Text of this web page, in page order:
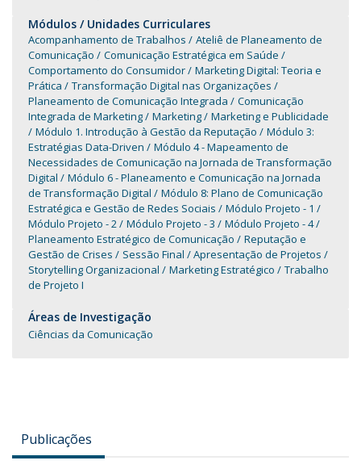
Módulos / Unidades Curriculares
Acompanhamento de Trabalhos
Ateliê de Planeamento de
Comunicação
Comunicação Estratégica em Saúde
Comportamento do Consumidor
Marketing Digital: Teoria e
Prática
Transformação Digital nas Organizações
Planeamento de Comunicação Integrada
Comunicação
Integrada de Marketing
Marketing
Marketing e Publicidade
Módulo 1. Introdução à Gestão da Reputação
Módulo 3:
Estratégias Data-Driven
Módulo 4 - Mapeamento de
Necessidades de Comunicação na Jornada de Transformação
Digital
Módulo 6 - Planeamento e Comunicação na Jornada
de Transformação Digital
Módulo 8: Plano de Comunicação
Estratégica e Gestão de Redes Sociais
Módulo Projeto - 1
Módulo Projeto - 2
Módulo Projeto - 3
Módulo Projeto - 4
Planeamento Estratégico de Comunicação
Reputação e
Gestão de Crises
Sessão Final / Apresentação de Projetos
Storytelling Organizacional
Marketing Estratégico
Trabalho
de Projeto I
Áreas de Investigação
Ciências da Comunicação
Publicações